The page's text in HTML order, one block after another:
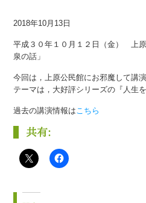
2018年10月13日
平成３０年１０月１２日（金） 上
泉の話」
今回は，上原公民館にお邪魔して講
テーマは，大好評シリーズの『人生
過去の講演情報は こちら
共有: